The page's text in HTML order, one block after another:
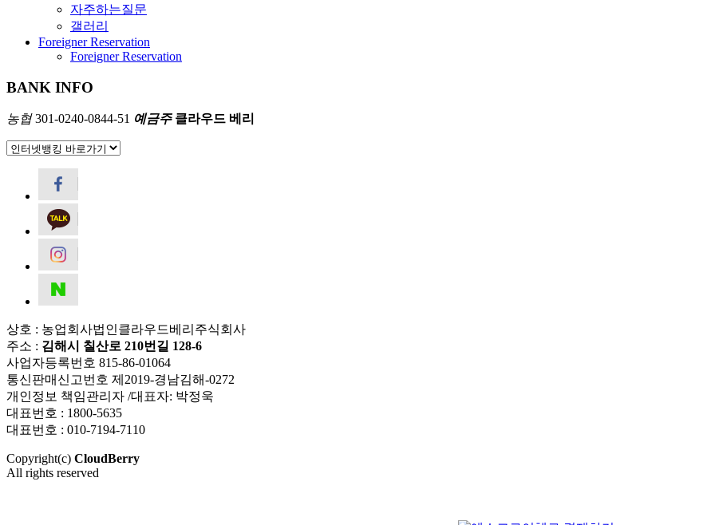
자주하는질문
갤러리
Foreigner Reservation
Foreigner Reservation
BANK INFO
농협301-0240-0844-51 예금주클라우드 베리
상호 : 농업회사법인클라우드베리주식회사
주소 : 김해시 칠산로 210번길 128-6
사업자등록번호 815-86-01064
통신판매신고번호 제2019-경남김해-0272
개인정보 책임관리자 /대표자: 박정욱
대표번호 : 1800-5635
대표번호 : 010-7194-7110
Copyright(c) CloudBerry
All rights reserved